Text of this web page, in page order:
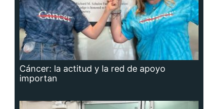
Cáncer: la actitud y la red de apoyo
importan